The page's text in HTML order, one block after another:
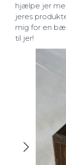
hjælpe jer
jeres
mig for en
til jer!